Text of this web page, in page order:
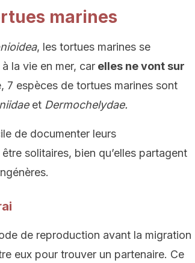
marines
, les tortues marines se
la vie en mer, car elles ne vont sur
7 espèces de tortues marines sont
et Dermochelydae.
de documenter leurs
solitaires, bien qu’elles partagent
de reproduction avant la migration
eux pour trouver un partenaire. Ce